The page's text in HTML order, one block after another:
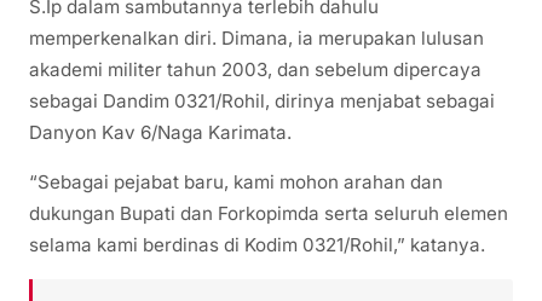
S.Ip dalam sambutannya terlebih dahulu
memperkenalkan diri. Dimana, ia merupakan lulusan
akademi militer tahun 2003, dan sebelum dipercaya
sebagai Dandim 0321/Rohil, dirinya menjabat sebagai
Danyon Kav 6/Naga Karimata.
“Sebagai pejabat baru, kami mohon arahan dan
dukungan Bupati dan Forkopimda serta seluruh elemen
selama kami berdinas di Kodim 0321/Rohil,” katanya.